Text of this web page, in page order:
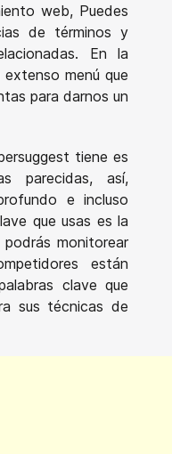
web, Puedes
de términos y
En la
menú que
para darnos un
tiene es
parecidas, así,
e incluso
que usas es la
monitorear
están
clave que
sus técnicas de